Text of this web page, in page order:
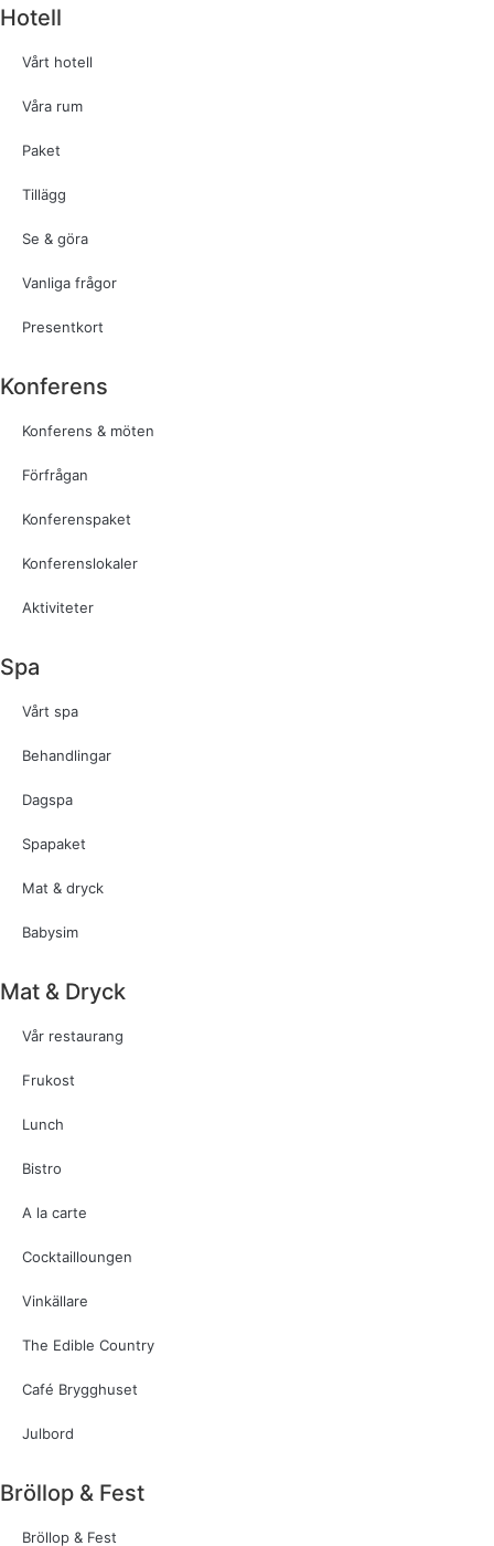
Hotell
Vårt hotell
Våra rum
Paket
Tillägg
Se & göra
Vanliga frågor
Presentkort
Konferens
Konferens & möten
Förfrågan
Konferenspaket
Konferenslokaler
Aktiviteter
Spa
Vårt spa
Behandlingar
Dagspa
Spapaket
Mat & dryck
Babysim
Mat & Dryck
Vår restaurang
Frukost
Lunch
Bistro
A la carte
Cocktailloungen
Vinkällare
The Edible Country
Café Brygghuset
Julbord
Bröllop & Fest
Bröllop & Fest